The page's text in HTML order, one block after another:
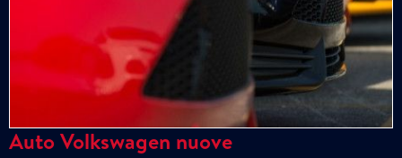
Auto Volkswagen nuove